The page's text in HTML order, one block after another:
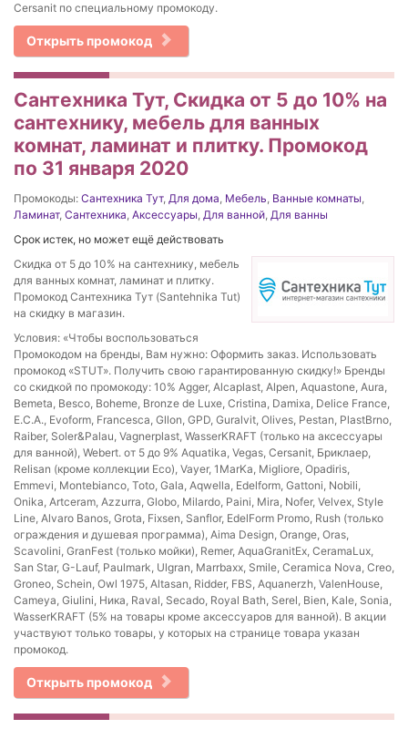
Cersanit по специальному промокоду.
Открыть промокод
Сантехника Тут, Скидка от 5 до 10% на
сантехнику, мебель для ванных
комнат, ламинат и плитку. Промокод
по 31 января 2020
Промокоды: Сантехника Тут, Для дома, Мебель, Ванные комнаты,
Ламинат, Сантехника, Аксессуары, Для ванной, Для ванны
Срок истек, но может ещё действовать
Скидка от 5 до 10% на сантехнику, мебель
для ванных комнат, ламинат и плитку.
Промокод Сантехника Тут (Santehnika Tut)
на скидку в магазин.
Условия: «Чтобы воспользоваться
Промокодом на бренды, Вам нужно: Оформить заказ. Использовать
промокод «STUT». Получить свою гарантированную скидку!» Бренды
со скидкой по промокоду: 10% Agger, Alcaplast, Alpen, Aquastone, Aura,
Bemeta, Besco, Boheme, Bronze de Luxe, Cristina, Damixa, Delice France,
E.C.A., Evoform, Francesca, Gllon, GPD, Guralvit, Olives, Pestan, PlastBrno,
Raiber, Soler&Palau, Vagnerplast, WasserKRAFT (только на аксессуары
для ванной), Webert. от 5 до 9% Aquatika, Vegas, Cersanit, Бриклаер,
Relisan (кроме коллекции Eco), Vayer, 1MarKa, Migliore, Opadiris,
Emmevi, Montebianco, Toto, Gala, Aqwella, Edelform, Gattoni, Nobili,
Onika, Artceram, Azzurra, Globo, Milardo, Paini, Mira, Nofer, Velvex, Style
Line, Alvaro Banos, Grota, Fixsen, Sanflor, EdelForm Promo, Rush (только
ограждения и душевая программа), Aima Design, Orange, Oras,
Scavolini, GranFest (только мойки), Remer, AquaGranitEx, CeramaLux,
San Star, G-Lauf, Paulmark, Ulgran, Marrbaxx, Smile, Ceramica Nova, Creo,
Groneo, Schein, Owl 1975, Altasan, Ridder, FBS, Aquanerzh, ValenHouse,
Cameya, Giulini, Ника, Raval, Secado, Royal Bath, Serel, Bien, Kale, Sonia,
WasserKRAFT (5% на товары кроме аксессуаров для ванной). В акции
участвуют только товары, у которых на странице товара указан
промокод.
Открыть промокод